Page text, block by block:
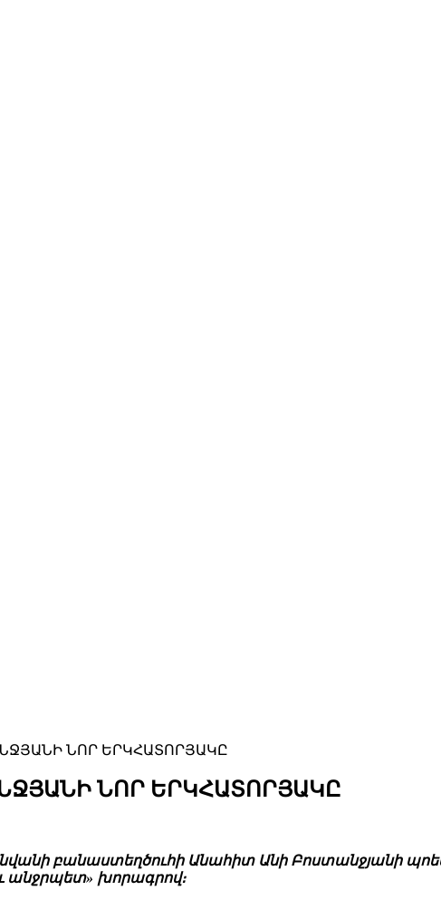
ՆՈՐ ԵՐԿՀԱՏՈՐՅԱԿԸ
ՆՈՐ ԵՐԿՀԱՏՈՐՅԱԿԸ
բանաստեղծուհի Անահիտ Անի Բոստանջյանի
անջրպետ» խորագրով։